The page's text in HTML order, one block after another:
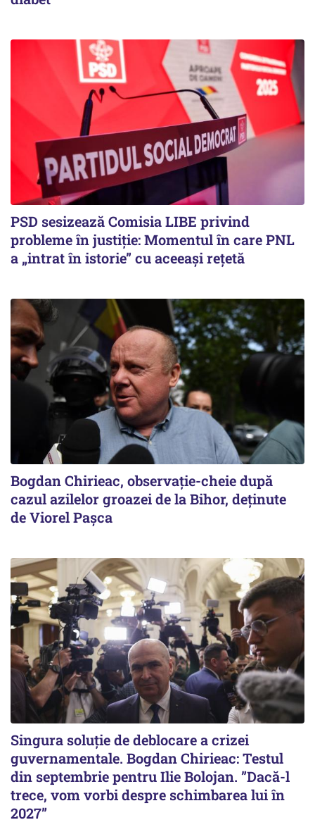
PSD sesizează Comisia LIBE privind
probleme în justiție: Momentul în care PNL
a „intrat în istorie” cu aceeași rețetă
Bogdan Chirieac, observație-cheie după
cazul azilelor groazei de la Bihor, deținute
de Viorel Pașca
Singura soluție de deblocare a crizei
guvernamentale. Bogdan Chirieac: Testul
din septembrie pentru Ilie Bolojan. ”Dacă-l
trece, vom vorbi despre schimbarea lui în
2027”